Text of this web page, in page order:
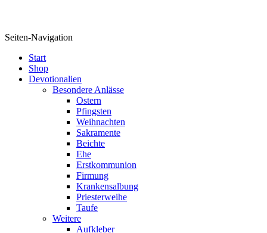
Seiten-Navigation
Start
Shop
Devotionalien
Besondere Anlässe
Ostern
Pfingsten
Weihnachten
Sakramente
Beichte
Ehe
Erstkommunion
Firmung
Krankensalbung
Priesterweihe
Taufe
Weitere
Aufkleber